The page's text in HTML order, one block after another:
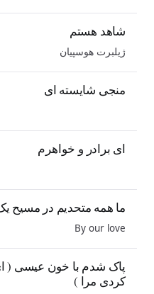
شاهد هستم
ژیلبرت هوسپیان
منجی شایسته ای
ای برادر و خواهرم
ما همه متحدیم در مسیح
By our love
پاک شدم با خون عیسی (
کردی مرا )